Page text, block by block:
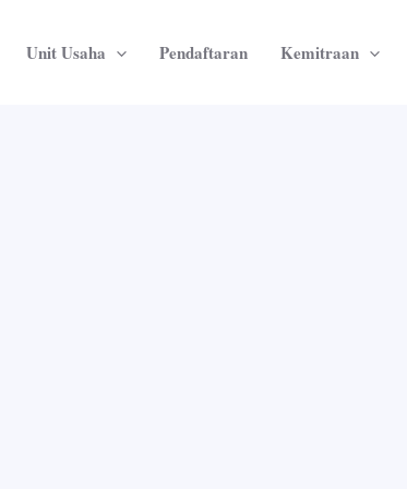
Unit Usaha Pendaftaran Kemitraan